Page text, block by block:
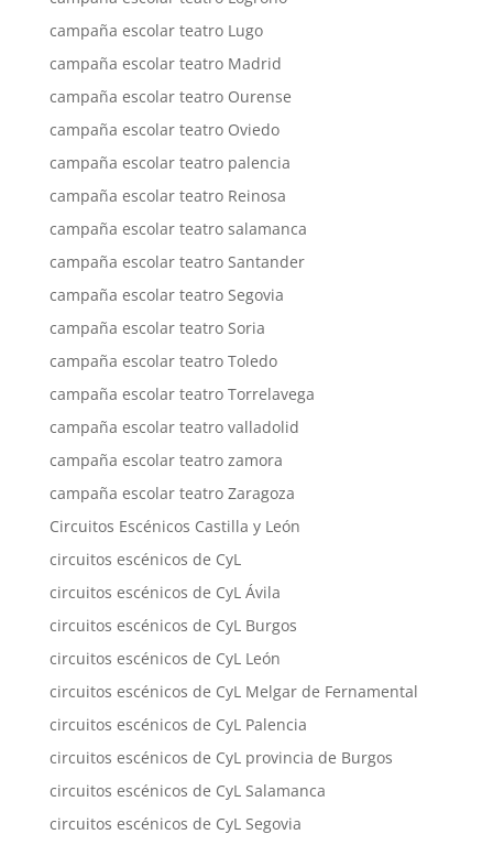
campaña escolar teatro Lugo
campaña escolar teatro Madrid
campaña escolar teatro Ourense
campaña escolar teatro Oviedo
campaña escolar teatro palencia
campaña escolar teatro Reinosa
campaña escolar teatro salamanca
campaña escolar teatro Santander
campaña escolar teatro Segovia
campaña escolar teatro Soria
campaña escolar teatro Toledo
campaña escolar teatro Torrelavega
campaña escolar teatro valladolid
campaña escolar teatro zamora
campaña escolar teatro Zaragoza
Circuitos Escénicos Castilla y León
circuitos escénicos de CyL
circuitos escénicos de CyL Ávila
circuitos escénicos de CyL Burgos
circuitos escénicos de CyL León
circuitos escénicos de CyL Melgar de Fernamental
circuitos escénicos de CyL Palencia
circuitos escénicos de CyL provincia de Burgos
circuitos escénicos de CyL Salamanca
circuitos escénicos de CyL Segovia